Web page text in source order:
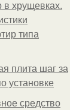
в хрущевках.
типа
плита шаг за
установке
средство